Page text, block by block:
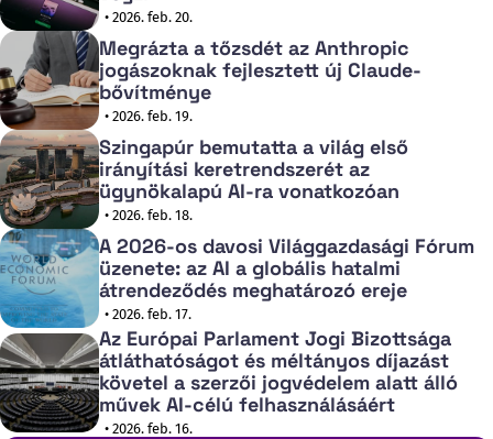
• 2026. feb. 20.
Megrázta a tőzsdét az Anthropic
jogászoknak fejlesztett új Claude-
bővítménye
• 2026. feb. 19.
Szingapúr bemutatta a világ első
irányítási keretrendszerét az
ügynökalapú AI-ra vonatkozóan
• 2026. feb. 18.
A 2026-os davosi Világgazdasági Fórum
üzenete: az AI a globális hatalmi
átrendeződés meghatározó ereje
• 2026. feb. 17.
Az Európai Parlament Jogi Bizottsága
átláthatóságot és méltányos díjazást
követel a szerzői jogvédelem alatt álló
művek AI-célú felhasználásáért
• 2026. feb. 16.